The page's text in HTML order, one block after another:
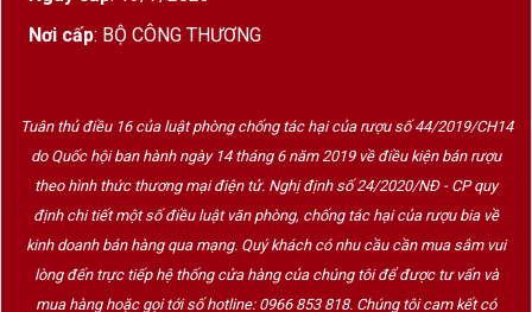
Nơi cấp: BỘ CÔNG THƯƠNG
Tuân thủ điều 16 của luật phòng chống tác hại của rượu số 44/2019/CH14
do Quốc hội ban hành ngày 14 tháng 6 năm 2019 về điều kiện bán rượu
theo hình thức thương mại điện tử. Nghị định số 24/2020/NĐ - CP quy
định chi tiết một số điều luật văn phòng, chống tác hại của rượu bia về
kinh doanh bán hàng qua mạng. Quý khách có nhu cầu cần mua sắm vui
lòng đến trực tiếp hệ thống cửa hàng của chúng tôi để được tư vấn và
mua hàng hoặc gọi tới số hotline: 0966 853 818. Chúng tôi cam kết có